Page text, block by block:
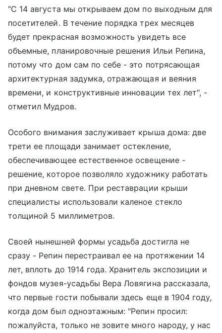
"С 14 августа мы открываем дом по выходным для
посетителей. В течение порядка трех месяцев
будет прекрасная возможность увидеть все
объемные, планировочные решения Ильи Репина,
потому что дом сам по себе - это потрясающая
архитектурная задумка, отражающая и веяния
времени, и конструктивные инновации тех лет", -
отметил Мудров.
Особого внимания заслуживает крыша дома: две
трети ее площади занимает остекление,
обеспечивающее естественное освещение -
решение, которое позволяло художнику работать
при дневном свете. При реставрации крыши
специалисты использовали каленое стекло
толщиной 5 миллиметров.
Своей нынешней формы усадьба достигла не
сразу - Репин перестраивал ее на протяжении 14
лет, вплоть до 1914 года. Хранитель экспозиции и
фондов музея-усадьбы Вера Ловягина рассказала,
что первые гости побывали здесь еще в 1904 году,
когда дом был одноэтажным: "Репин просил:
пожалуйста, только не зовите много народу, у нас